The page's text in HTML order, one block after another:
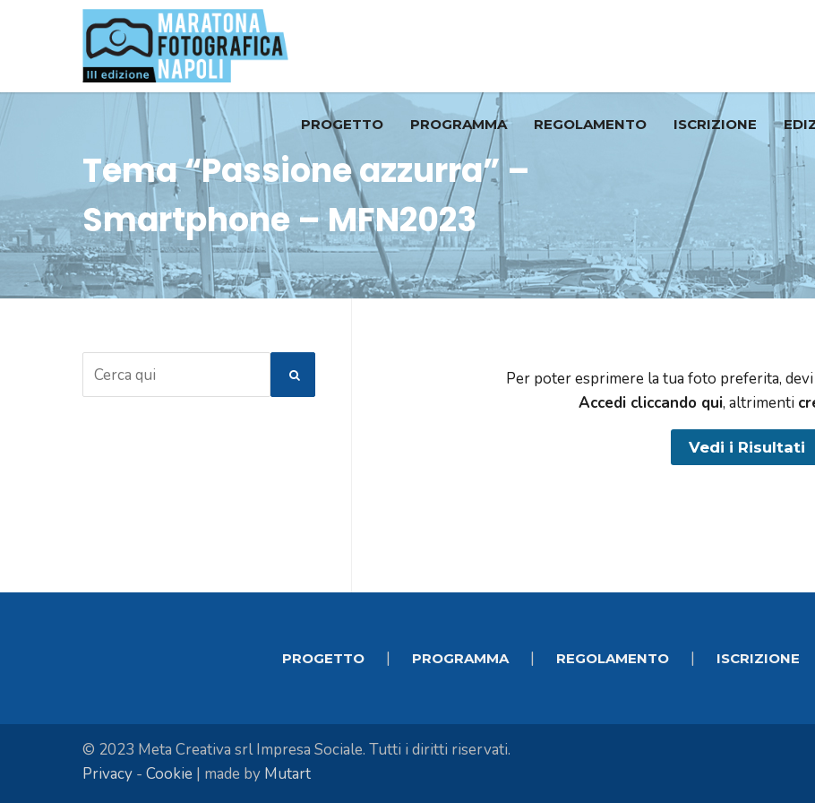
PROGETTO PROGRAMMA REGOLAMENTO ISCRIZIONE
Tema “Passione azzurra” –
Smartphone – MFN2023
Per poter esprimere la tua foto preferita,
Accedi cliccando qui, altrimenti
PROGETTO | PROGRAMMA | REGOLAMENTO | ISCRIZIONE
© 2023 Meta Creativa srl Impresa Sociale. Tutti i diritti riservati.
Privacy - Cookie | made by Mutart